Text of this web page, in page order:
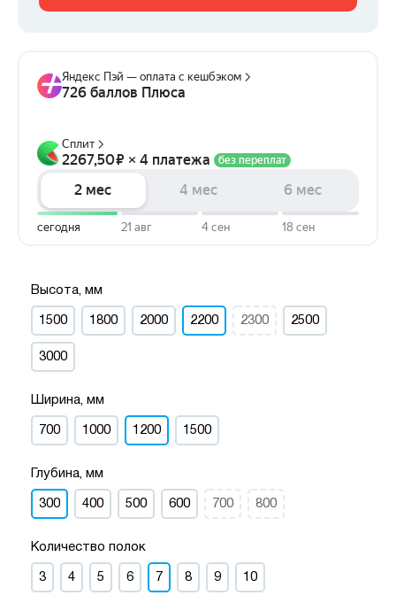
Высота, мм
1500 1800 2000 2200 2300 2500
3000
Ширина, мм
700 1000 1200 1500
Глубина, мм
300 400 500 600 700 800
Количество полок
3 4 5 6 7 8 9 10